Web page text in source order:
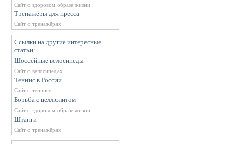
Сайт о здоровом образе жизни
Тренажёры для пресса
Сайт о тренажёрах
Ссылки на другие интересные
статьи:
Шоссейные велосипеды
Сайт о велосипедах
Теннис в России
Сайт о теннисе
Борьба с целлюлитом
Сайт о здоровом образе жизни
Штанги
Сайт о тренажёрах